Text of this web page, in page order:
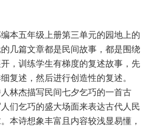
五年级上册第三单元的园地上的
几篇文章都是民间故事，都是围绕
，训练学生有梯度的复述故事，先
复述，然后进行创造性的复述。
人林杰描写民间七夕乞巧的一首古
们乞巧的盛大场面来表达古代人民
本诗想象丰富且内容较浅显易懂，